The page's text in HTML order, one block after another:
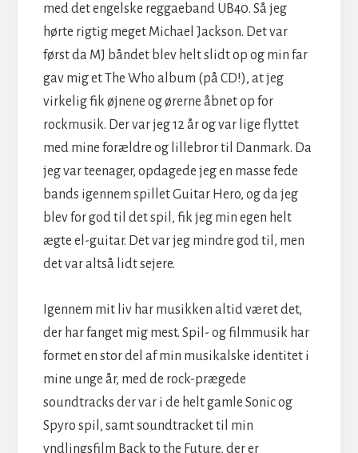
med det engelske reggaeband UB40. Så jeg
hørte rigtig meget Michael Jackson. Det var
først da MJ båndet blev helt slidt op og min far
gav mig et The Who album (på CD!), at jeg
virkelig fik øjnene og ørerne åbnet op for
rockmusik. Der var jeg 12 år og var lige flyttet
med mine forældre og lillebror til Danmark. Da
jeg var teenager, opdagede jeg en masse fede
bands igennem spillet Guitar Hero, og da jeg
blev for god til det spil, fik jeg min egen helt
ægte el-guitar. Det var jeg mindre god til, men
det var altså lidt sejere.
Igennem mit liv har musikken altid været det,
der har fanget mig mest. Spil- og filmmusik har
formet en stor del af min musikalske identitet i
mine unge år, med de rock-prægede
soundtracks der var i de helt gamle Sonic og
Spyro spil, samt soundtracket til min
yndlingsfilm Back to the Future, der er